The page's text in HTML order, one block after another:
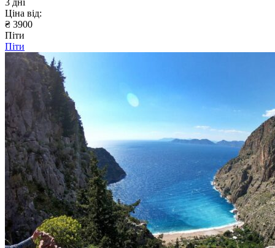
3 дні
Ціна від:
₴ 3900
Піти
Піти